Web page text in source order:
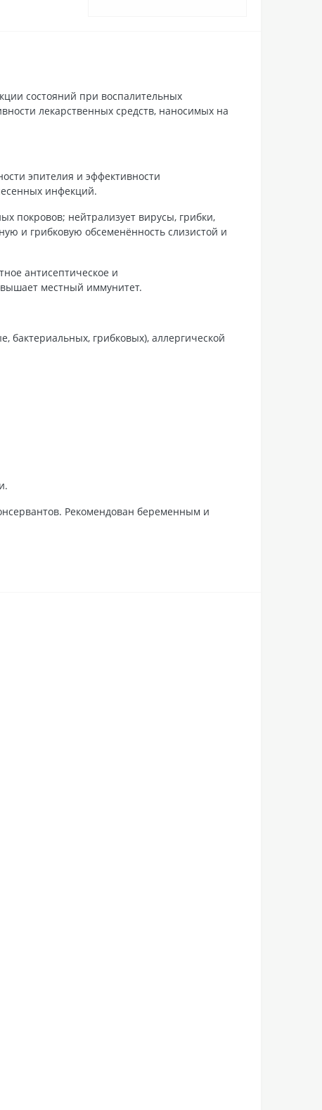
состояний при воспалительных
лекарственных средств, наносимых на
эпителия и эффективности
инфекций.
покровов; нейтрализует вирусы, грибки,
и грибковую обсеменённость слизистой и
антисептическое и
местный иммунитет.
бактериальных, грибковых), аллергической
Рекомендован беременным и